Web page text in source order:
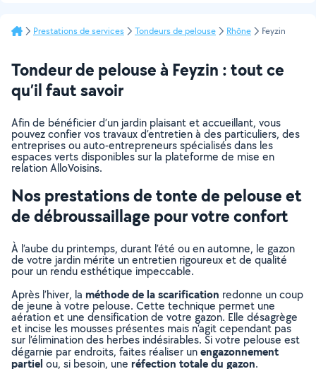
Prestations de services Tondeurs de pelouse Rhône Feyzin
Tondeur de pelouse à Feyzin : tout ce
qu’il faut savoir
Afin de bénéficier d’un jardin plaisant et accueillant, vous
pouvez confier vos travaux d’entretien à des particuliers, des
entreprises ou auto-entrepreneurs spécialisés dans les
espaces verts disponibles sur la plateforme de mise en
relation AlloVoisins.
Nos prestations de tonte de pelouse et
de débroussaillage pour votre confort
À l’aube du printemps, durant l’été ou en automne, le gazon
de votre jardin mérite un entretien rigoureux et de qualité
pour un rendu esthétique impeccable.
Après l’hiver, la méthode de la scarification redonne un coup
de jeune à votre pelouse. Cette technique permet une
aération et une densification de votre gazon. Elle désagrège
et incise les mousses présentes mais n’agit cependant pas
sur l’élimination des herbes indésirables. Si votre pelouse est
dégarnie par endroits, faites réaliser unengazonnement
partiel ou, si besoin, une réfection totale du gazon.